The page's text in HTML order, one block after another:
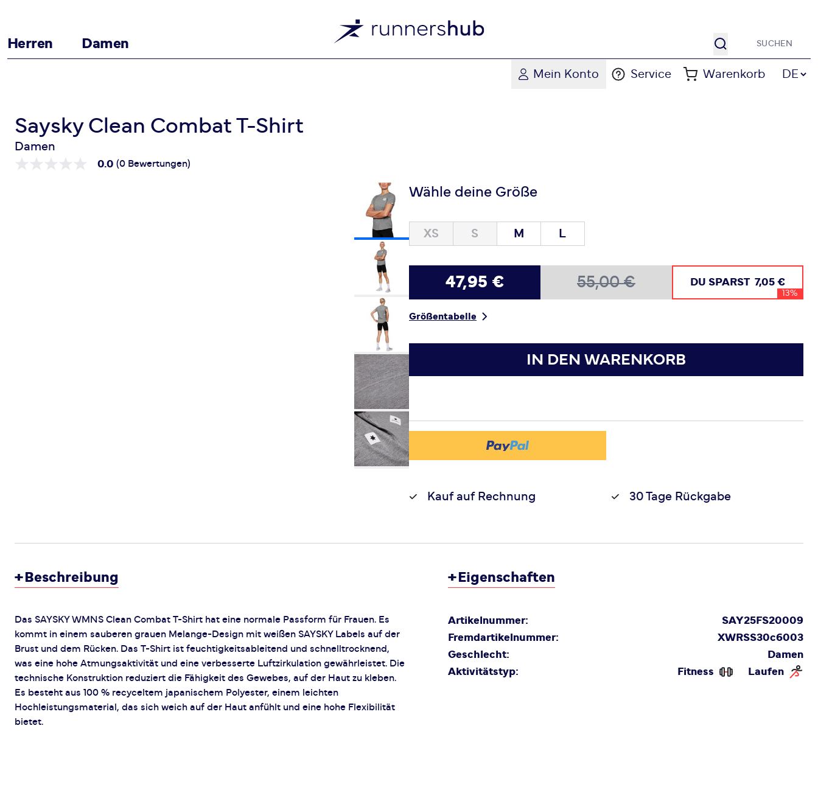
Herren Damen Suche
Mein Konto Service Warenkorb Sprache
DE
Clean Combat T-Shirt
Saysky Clean Combat T-Shirt
Damen
0.0 (0 Bewertungen)
Wähle deine Größe
XS S M L
47,95 € 55,00 € DU SPARST 7,05 €
13%
Größentabelle
IN DEN WARENKORB
Kauf auf Rechnung 30 Tage Rückgabe
+ Beschreibung
Das SAYSKY WMNS Clean Combat T-Shirt hat eine normale Passform für Frauen. Es
kommt in einem sauberen grauen Melange-Design mit weißen SAYSKY Labels auf der
Brust und dem Rücken. Das T-Shirt ist feuchtigkeitsableitend und schnelltrocknend,
was eine hohe Atmungsaktivität und eine verbesserte Luftzirkulation gewährleistet. Die
technische Konstruktion reduziert die Fähigkeit des Gewebes, auf der Haut zu kleben.
Es besteht aus 100 % recyceltem japanischem Polyester, einem leichten
Hochleistungsmaterial, das sich weich auf der Haut anfühlt und eine hohe Flexibilität
bietet.
+ Eigenschaften
Artikelnummer:
SAY25FS20009
Fremdartikelnummer:
XWRSS30c6003
Geschlecht:
Damen
Aktivitätstyp:
Fitness Laufen